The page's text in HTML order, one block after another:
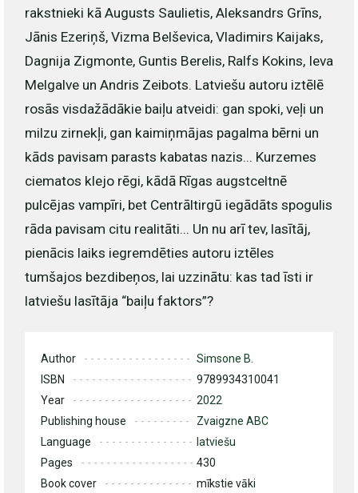
rakstnieki kā Augusts Saulietis, Aleksandrs Grīns,
Jānis Ezeriņš, Vizma Belševica, Vladimirs Kaijaks,
Dagnija Zigmonte, Guntis Berelis, Ralfs Kokins, Ieva
Melgalve un Andris Zeibots. Latviešu autoru iztēlē
rosās visdažādākie baiļu atveidi: gan spoki, veļi un
milzu zirnekļi, gan kaimiņmājas pagalma bērni un
kāds pavisam parasts kabatas nazis... Kurzemes
ciematos klejo rēgi, kādā Rīgas augstceltnē
pulcējas vampīri, bet Centrāltirgū iegādāts spogulis
rāda pavisam citu realitāti... Un nu arī tev, lasītāj,
pienācis laiks iegremdēties autoru iztēles
tumšajos bezdibeņos, lai uzzinātu: kas tad īsti ir
latviešu lasītāja “baiļu faktors”?
Author
Simsone B.
ISBN
9789934310041
Year
2022
Publishing house
Zvaigzne ABC
Language
latviešu
Pages
430
Book cover
mīkstie vāki